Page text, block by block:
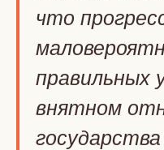
что
правильных
внятном